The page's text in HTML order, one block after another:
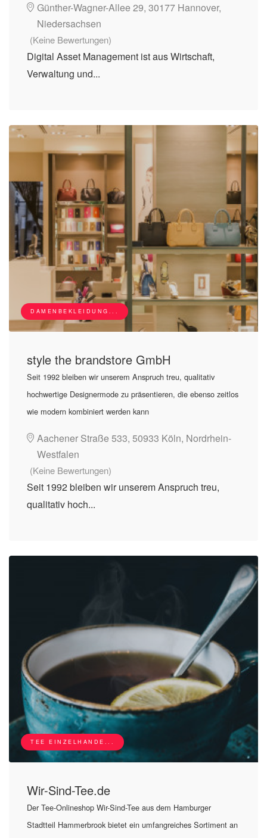
Günther-Wagner-Allee 29, 30177 Hannover,
Niedersachsen
(Keine Bewertungen)
Digital Asset Management ist aus Wirtschaft,
Verwaltung und...
DAMENBEKLEIDUNG...
style the brandstore GmbH
Seit 1992 bleiben wir unserem Anspruch treu, qualitativ
hochwertige Designermode zu präsentieren, die ebenso zeitlos
wie modern kombiniert werden kann
Aachener Straße 533, 50933 Köln, Nordrhein-
Westfalen
(Keine Bewertungen)
Seit 1992 bleiben wir unserem Anspruch treu,
qualitativ hoch...
TEE EINZELHANDE...
Wir-Sind-Tee.de
Der Tee-Onlineshop Wir-Sind-Tee aus dem Hamburger
Stadtteil Hammerbrook bietet ein umfangreiches Sortiment an